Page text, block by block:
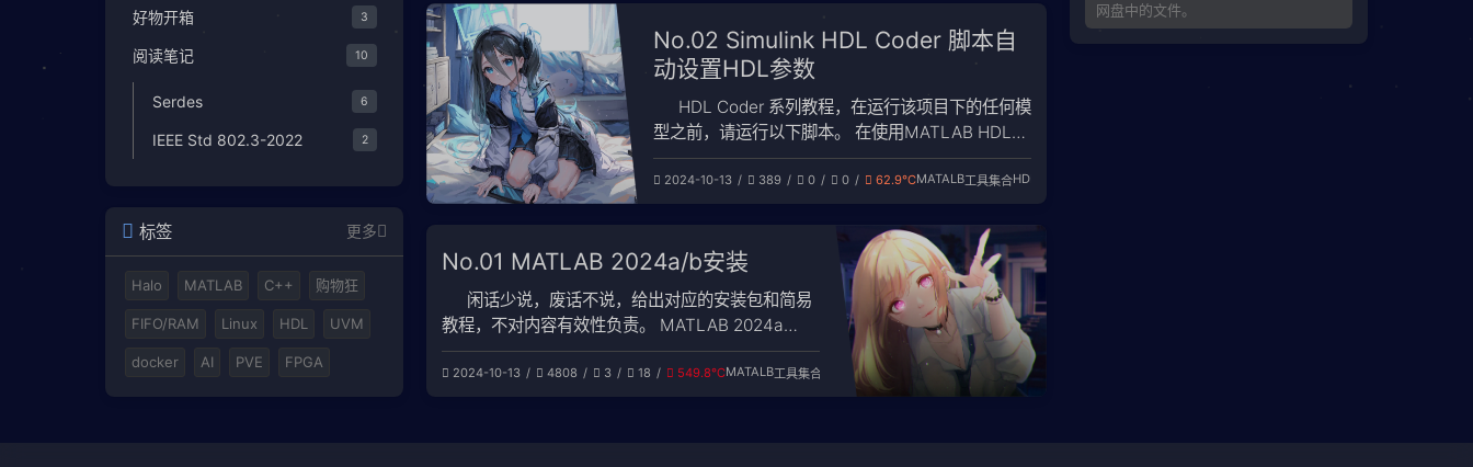
功能，手册也修改了很多。如果文中的描述不
No.02 Simulink HDL Coder 脚本自
动设置HDL参数
HDL Coder 系列教程，在运行该项目下的任何模
型之前，请运行以下脚本。 在使用MATLAB HDL
Coder Toolbox的时候，每次新建一个Simulink模型
都会重置Verilog代码生成的参数，默认生成VHDL代
2024-10-13 389 0 0 62.9℃MATALB工具集合HDL Coder
No.01 MATLAB 2024a/b安装
闲话少说，废话不说，给出对应的安装包和简易
教程，不对内容有效性负责。 MATLAB 2024a
MATLAB 2024b 应求补充Linux版本和
2024-10-13 4808 3 18 549.8℃MATALB工具集合 资源分享
好物开箱 3
阅读笔记 10
Serdes 6
IEEE Std 802.3-2022 2
标签 更多
Halo MATLAB C++ 购物狂
FIFO/RAM Linux HDL UVM
docker AI PVE FPGA
网盘中的文件。